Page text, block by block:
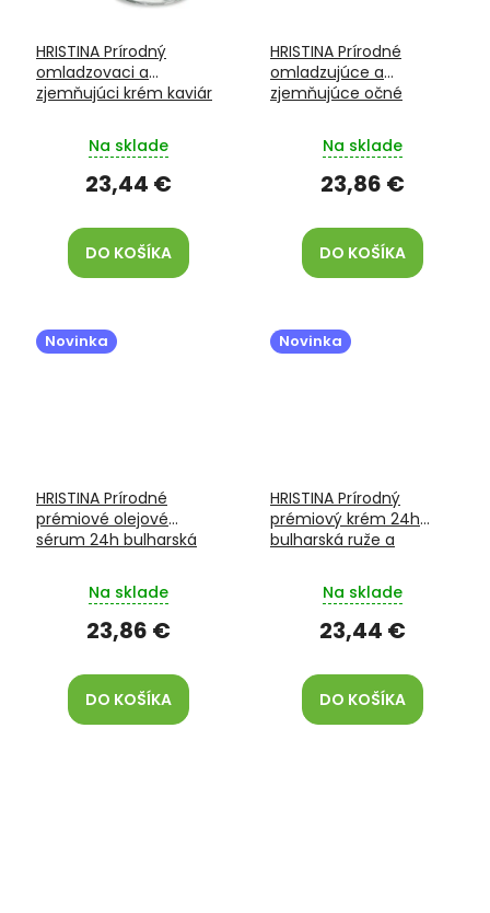
HRISTINA Prírodný
omladzovaci a
zjemňujúci krém kaviár
Na sklade
23,44 €
DO KOŠÍKA
HRISTINA Prírodné
omladzujúce a
zjemňujúce očné
slimák 24h 15 ml
Na sklade
23,86 €
DO KOŠÍKA
Novinka
HRISTINA Prírodné
prémiové olejové
sérum 24h bulharská
Na sklade
23,86 €
DO KOŠÍKA
Novinka
HRISTINA Prírodný
prémiový krém 24h
bulharská ruže a
Na sklade
23,44 €
DO KOŠÍKA